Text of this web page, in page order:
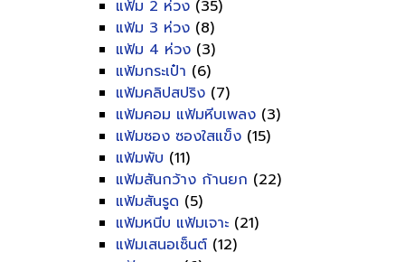
แฟ้ม 2 ห่วง (35)
แฟ้ม 3 ห่วง (8)
แฟ้ม 4 ห่วง (3)
แฟ้มกระเป๋า (6)
แฟ้มคลิปสปริง (7)
แฟ้มคอม แฟ้มหีบเพลง (3)
แฟ้มซอง ซองใสแข็ง (15)
แฟ้มพับ (11)
แฟ้มสันกว้าง ก้านยก (22)
แฟ้มสันรูด (5)
แฟ้มหนีบ แฟ้มเจาะ (21)
แฟ้มเสนอเซ็นต์ (12)